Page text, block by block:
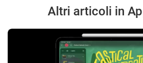
Altri articoli in